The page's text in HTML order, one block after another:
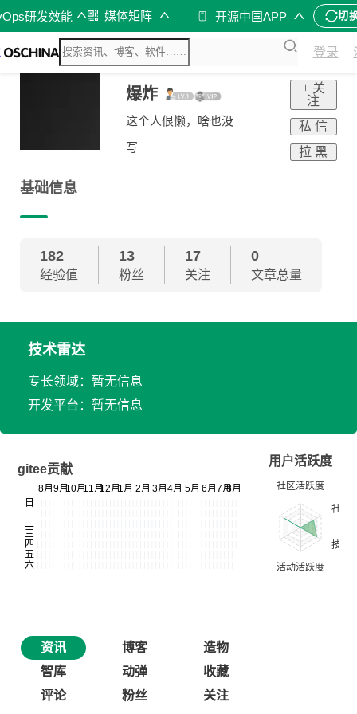
研发效能 媒体矩阵 开源中国APP 切
登录
爆炸
这个人佷懒，啥也没
写
+ 关
注
私 信
拉 黑
基础信息
182
经验值
13
粉丝
17
关注
0
文章总量
技术雷达
专长领域：暂无信息
开发平台：暂无信息
gitee贡献
用户活跃度
资讯 博客
造物
智库
动弹
收藏
评论
粉丝 关注